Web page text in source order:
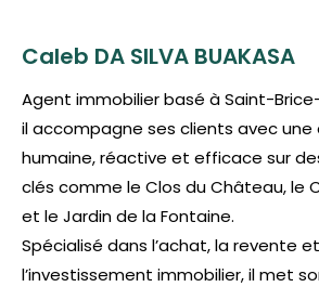
Caleb DA SILVA BUAKASA
Agent immobilier basé àSaint-
il accompagne ses clients avec une
humaine, réactive et efficace sur
clés comme le Clos du Château, le
et le Jardin de la Fontaine.
Spécialisé dans l’achat, la revente et
l’investissement immobilier, il met